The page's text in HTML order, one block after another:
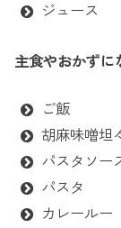
ジュ
主食やおかずに
ご飯
胡麻味噌
パスタ
パス
カレー